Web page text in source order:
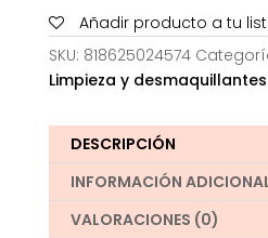
Añadir producto a tu
SKU: 818625024574
Limpieza y desmaquillantes
DESCRIPCIÓN
INFORMACIÓN
VALORACIONES (0)